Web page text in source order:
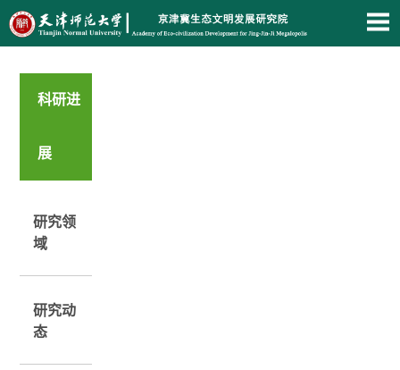
科研进
展
研究领
域
研究动
态